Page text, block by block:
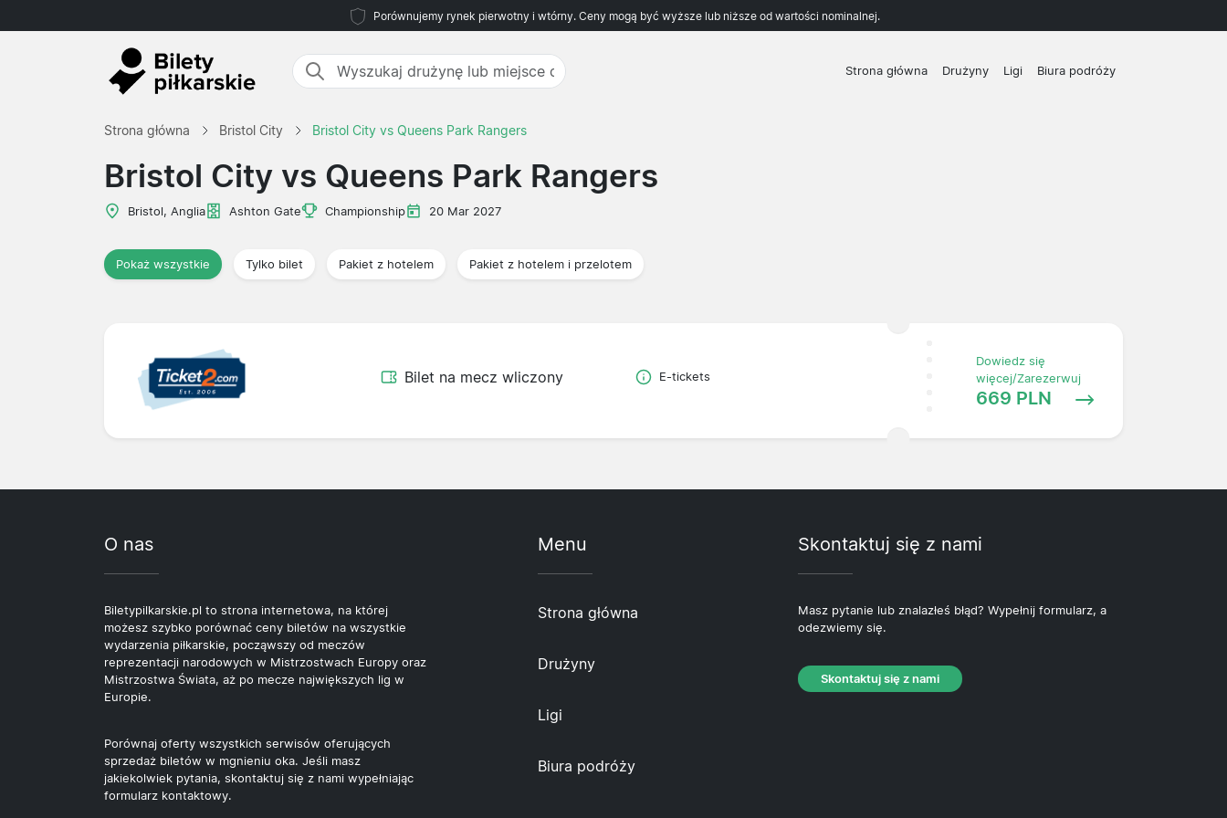
Porównujemy rynek pierwotny i wtórny. Ceny mogą być wyższe lub niższe od wartości nominalnej.
Strona główna Drużyny Ligi Biura podróży
Strona główna Bristol City Bristol City vs Queens Park Rangers
Bristol City vs Queens Park Rangers
Bristol, Anglia Ashton Gate Championship 20 Mar 2027
Pokaż wszystkie Tylko bilet Pakiet z hotelem Pakiet z hotelem i przelotem
Bilet na mecz wliczony E-tickets
Dowiedz się
więcej/Zarezerwuj
669 PLN
O nas
Biletypilkarskie.pl to strona internetowa, na której
możesz szybko porównać ceny biletów na wszystkie
wydarzenia piłkarskie, począwszy od meczów
reprezentacji narodowych w Mistrzostwach Europy oraz
Mistrzostwa Świata, aż po mecze największych lig w
Europie.
Porównaj oferty wszystkich serwisów oferujących
sprzedaż biletów w mgnieniu oka. Jeśli masz
jakiekolwiek pytania, skontaktuj się z nami wypełniając
formularz kontaktowy.
Menu
Strona główna
Drużyny
Ligi
Biura podróży
Skontaktuj się z nami
Masz pytanie lub znalazłeś błąd? Wypełnij formularz, a
odezwiemy się.
Skontaktuj się z nami